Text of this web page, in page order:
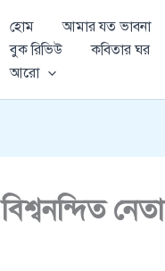
হোম আমার যত ভাবনা
বুক রিভিউ
কবিতার ঘর
আরো
নেতা